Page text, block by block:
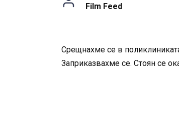
Film Feed
Срещнахме се в
Заприказвахме се. Стоян се